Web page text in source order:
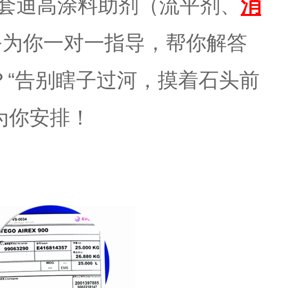
迪高涂料助剂（流平剂、 消
你一对一指导，帮你解答
“告别瞎子过河，摸着石头前
安排！